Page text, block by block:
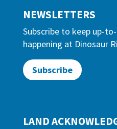
NEWSLETTERS
Subscribe to keep up-
happening at Dinosaur
Subscribe
LAND